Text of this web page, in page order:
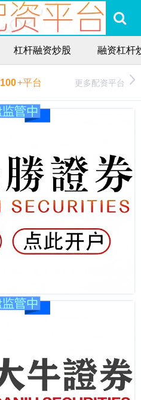
杠杆融资炒股 融资杠杆
100+平台 更多配资平台